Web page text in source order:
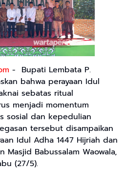
- Bupati Lembata P.
bahwa perayaan Idul
sebatas ritual
menjadi momentum
sosial dan kepedulian
tersebut disampaikan
Idul Adha 1447 Hijriah dan
Masjid Babussalam Waowala,
(27/5).